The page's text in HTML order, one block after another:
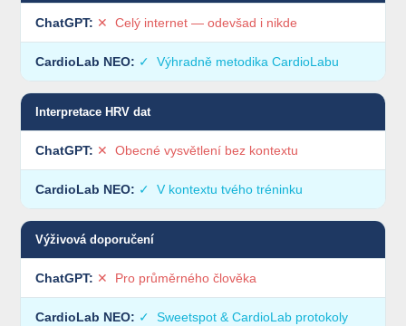
✕ Celý internet — odevšad i nikde
✓ Výhradně metodika CardioLabu
Interpretace HRV dat
✕ Obecné vysvětlení bez kontextu
✓ V kontextu tvého tréninku
Výživová doporučení
✕ Pro průměrného člověka
✓ Sweetspot & CardioLab protokoly